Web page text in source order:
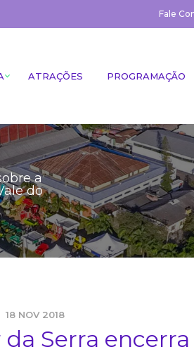
Fale
ATRAÇÕES PROGRAMAÇÃO
a
do
18 NOV 2018
Serra